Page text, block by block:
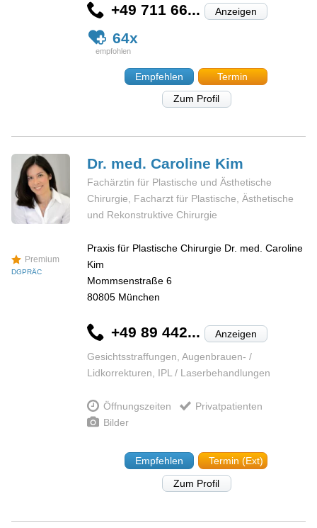
+49 711 66... Anzeigen
64x
Empfehlen
Termin
Zum Profil
Premium
DGPRÄC
Dr. med. Caroline Kim
Fachärztin für Plastische und Ästhetische
Chirurgie, Facharzt für Plastische, Ästhetische
und Rekonstruktive Chirurgie
Praxis für Plastische Chirurgie Dr. med. Caroline
Kim
Mommsenstraße 6
80805 München
+49 89 442... Anzeigen
Gesichtsstraffungen, Augenbrauen- /
Lidkorrekturen, IPL / Laserbehandlungen
Öffnungszeiten
Privatpatienten
Bilder
Empfehlen
Termin (Ext)
Zum Profil